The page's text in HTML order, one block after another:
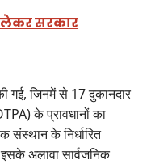
लेकर सरकार
गई, जिनमें से 17 दुकानदार
के प्रावधानों का
संस्थान के निर्धारित
अलावा सार्वजनिक